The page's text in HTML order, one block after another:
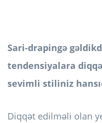
Sari-drapingə
tendensiyalara
sevimli stiliniz
Diqqət edilməli olan